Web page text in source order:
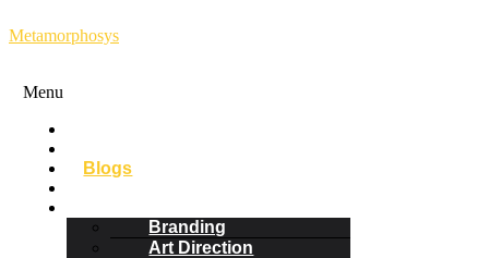
Metamorphosys
Menu
Blogs
Branding
Art Direction